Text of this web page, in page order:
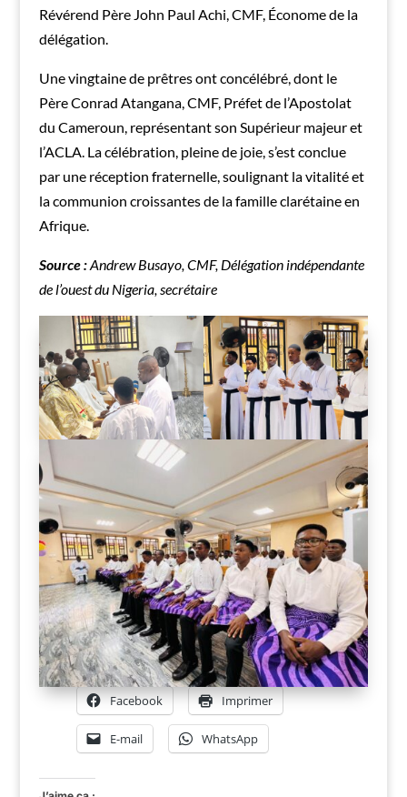
Révérend Père John Paul Achi, CMF, Économe de la
délégation.
Une vingtaine de prêtres ont concélébré, dont le
Père Conrad Atangana, CMF, Préfet de l’Apostolat
du Cameroun, représentant son Supérieur majeur et
l’ACLA. La célébration, pleine de joie, s’est conclue
par une réception fraternelle, soulignant la vitalité et
la communion croissantes de la famille clarétaine en
Afrique.
Source :Andrew Busayo, CMF, Délégation indépendante
de l’ouest du Nigeria, secrétaire
Facebook Imprimer
E-mail WhatsApp